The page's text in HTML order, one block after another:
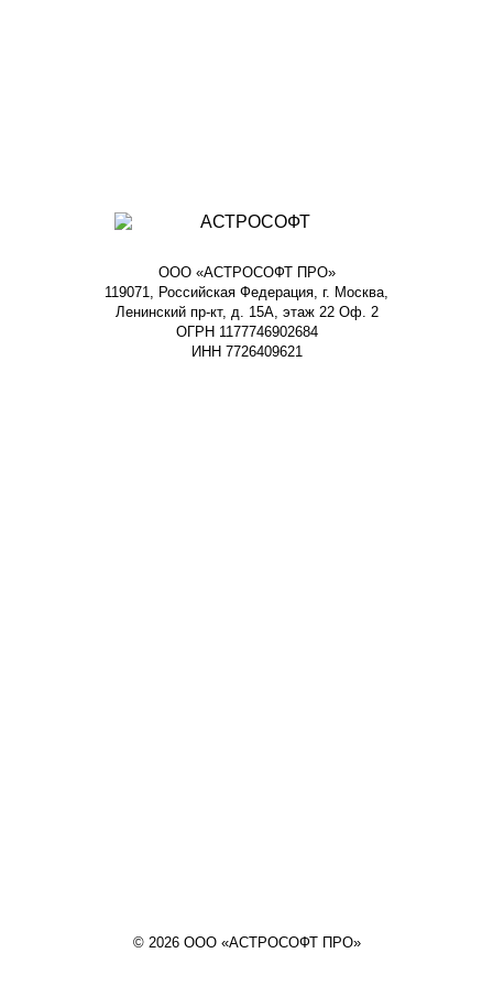
ООО «АСТРОСОФТ ПРО»
119071, Российская Федерация, г. Москва,
Ленинский пр-кт, д. 15А, этаж 22 Оф. 2
ОГРН 1177746902684
ИНН 7726409621
© 2026 ООО «АСТРОСОФТ ПРО»